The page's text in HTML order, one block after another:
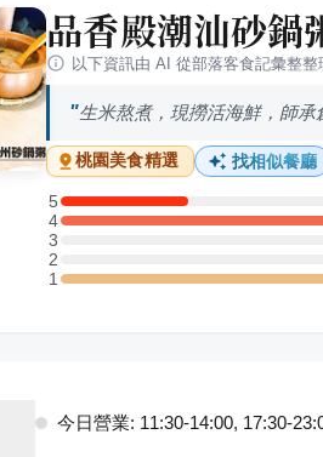
品香殿潮汕砂鍋
以下資訊由 AI 從部落客食記彙整整
生米熬煮，現撈活海鮮，師承
桃園美食精選 找相似餐廳
5
5 星：1 則評論
4
4 星：3 則評論
3
3 星：0 則評論
2
2 星：0 則評論
11 星：3 則評論
今日營業: 11:30-14:00, 17:30-